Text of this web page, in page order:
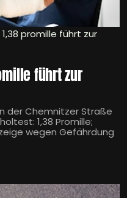
promille führt zur
führt zur
der Chemnitzer Straße
1,38 Promille;
wegen Gefährdung